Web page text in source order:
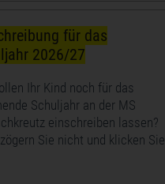
für das
2026/27
Ihr Kind noch für das
Schuljahr an der MS
einschreiben lassen?
Sie nicht und klicken Sie